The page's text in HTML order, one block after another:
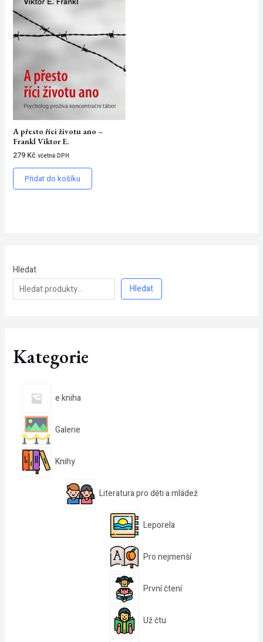
Hledat
Hledat
Kategorie
e kniha
Galerie
Knihy
Literatura pro děti a mládež
Leporela
Pro nejmenší
První čtení
Už čtu
A přesto říci životu ano –
Frankl Viktor E.
279 Kč včetně DPH
Přidat do košíku